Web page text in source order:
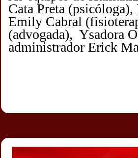
Cata Preta
Emily Cabral
(advogada), Ysadora
administrador Erick